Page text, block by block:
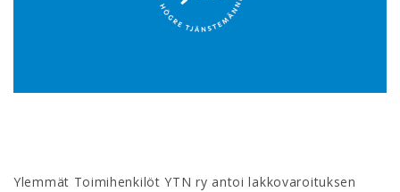
Ylemmät Toimihenkilöt YTN ry antoi lakkovaroituksen